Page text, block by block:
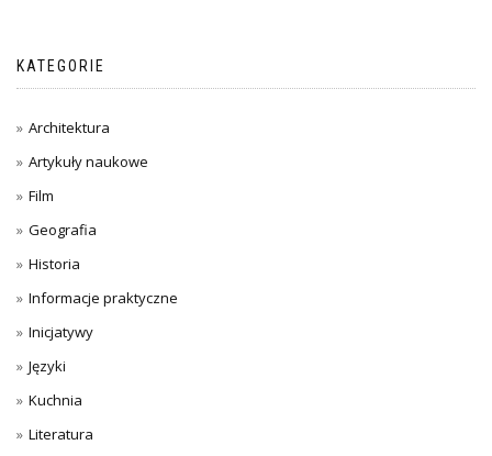
KATEGORIE
Architektura
Artykuły naukowe
Film
Geografia
Historia
Informacje praktyczne
Inicjatywy
Języki
Kuchnia
Literatura